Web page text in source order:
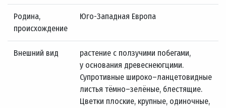
Родина,
происхождение
Юго-Западная Европа
Внешний вид
растение с ползучими побегами,
у основания древеснеюгцими.
Супротивные широко–ланцетовидные
листья тёмно–зелёные, блестящие.
Цветки плоские, крупные, одиночные,